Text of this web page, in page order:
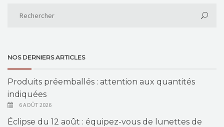
NOS DERNIERS ARTICLES
Produits préemballés : attention aux quantités
indiquées
6 AOÛT 2026
Éclipse du 12 août : équipez-vous de lunettes de